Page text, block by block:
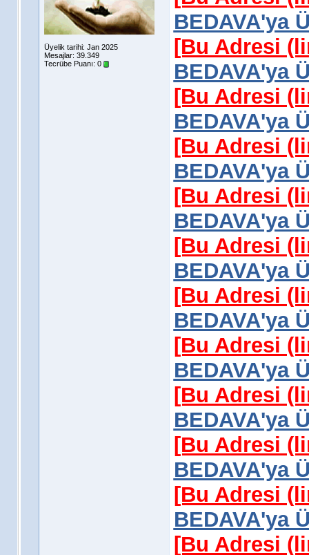
Üyelik tarihi: Jan 2025
Mesajlar: 39.349
Tecrübe Puanı: 0
BEDAVA'ya
[Bu Adresi
BEDAVA'ya
[Bu Adresi
BEDAVA'ya
[Bu Adresi
BEDAVA'ya
[Bu Adresi
BEDAVA'ya
[Bu Adresi
BEDAVA'ya
[Bu Adresi
BEDAVA'ya
[Bu Adresi
BEDAVA'ya
[Bu Adresi
BEDAVA'ya
[Bu Adresi
BEDAVA'ya
[Bu Adresi
BEDAVA'ya
[Bu Adresi